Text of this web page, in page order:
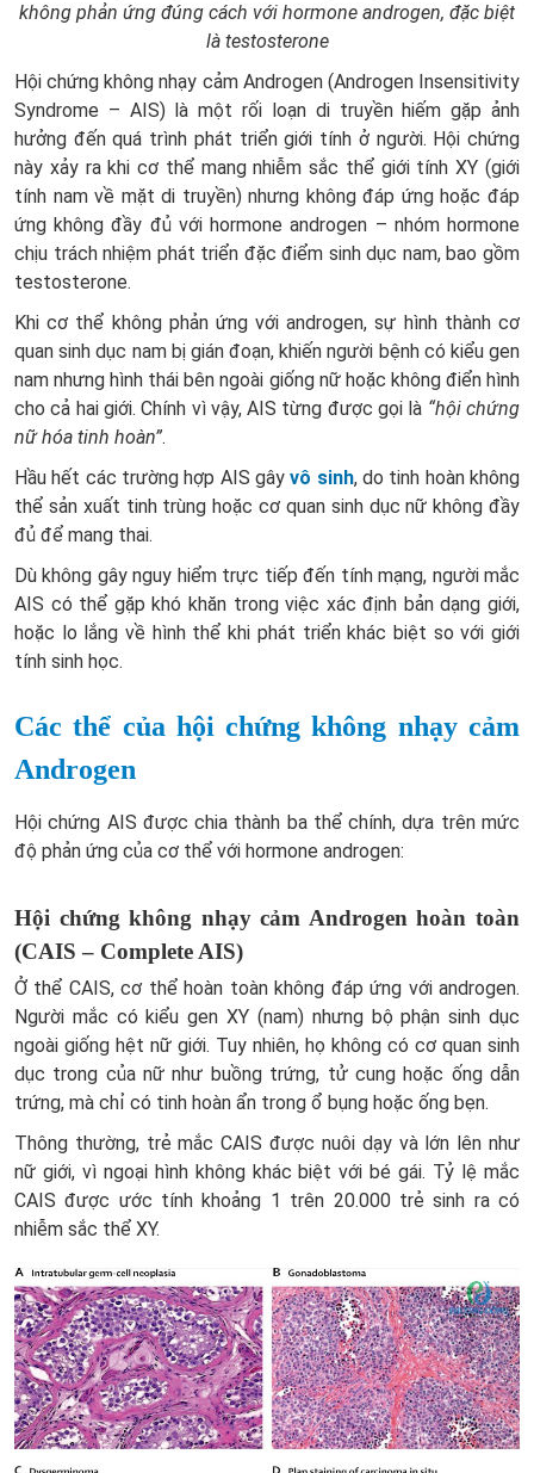
không phản ứng đúng cách với hormone androgen, đặc biệt
là testosterone
Hội chứng không nhạy cảm Androgen (Androgen Insensitivity
Syndrome – AIS) là một rối loạn di truyền hiếm gặp ảnh
hưởng đến quá trình phát triển giới tính ở người. Hội chứng
này xảy ra khi cơ thể mang nhiễm sắc thể giới tính XY (giới
tính nam về mặt di truyền) nhưng không đáp ứng hoặc đáp
ứng không đầy đủ với hormone androgen – nhóm hormone
chịu trách nhiệm phát triển đặc điểm sinh dục nam, bao gồm
testosterone.
Khi cơ thể không phản ứng với androgen, sự hình thành cơ
quan sinh dục nam bị gián đoạn, khiến người bệnh có kiểu gen
nam nhưng hình thái bên ngoài giống nữ hoặc không điển hình
cho cả hai giới. Chính vì vậy, AIS từng được gọi là “hội chứng
nữ hóa tinh hoàn”.
Hầu hết các trường hợp AIS gâyvô sinh, do tinh hoàn không
thể sản xuất tinh trùng hoặc cơ quan sinh dục nữ không đầy
đủ để mang thai.
Dù không gây nguy hiểm trực tiếp đến tính mạng, người mắc
AIS có thể gặp khó khăn trong việc xác định bản dạng giới,
hoặc lo lắng về hình thể khi phát triển khác biệt so với giới
tính sinh học.
Các thể của hội chứng không nhạy cảm
Androgen
Hội chứng AIS được chia thành ba thể chính, dựa trên mức
độ phản ứng của cơ thể với hormone androgen:
Hội chứng không nhạy cảm Androgen hoàn toàn
(CAIS – Complete AIS)
Ở thể CAIS, cơ thể hoàn toàn không đáp ứng với androgen.
Người mắc có kiểu gen XY (nam) nhưng bộ phận sinh dục
ngoài giống hệt nữ giới. Tuy nhiên, họ không có cơ quan sinh
dục trong của nữ như buồng trứng, tử cung hoặc ống dẫn
trứng, mà chỉ có tinh hoàn ẩn trong ổ bụng hoặc ống bẹn.
Thông thường, trẻ mắc CAIS được nuôi dạy và lớn lên như
nữ giới, vì ngoại hình không khác biệt với bé gái. Tỷ lệ mắc
CAIS được ước tính khoảng 1 trên 20.000 trẻ sinh ra có
nhiễm sắc thể XY.